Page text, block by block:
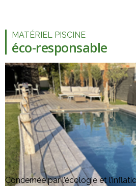
MATÉRIEL PISCINE
éco-responsable
Concernée par l’écologie et